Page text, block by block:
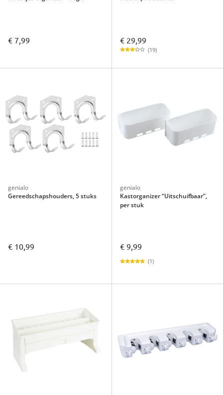
€ 7,99 € 29,99
(19)
genialo
Gereedschapshouders, 5 stuks
€ 10,99
genialo
Kastorganizer “Uitschuifbaar”,
per stuk
€ 9,99
(1)